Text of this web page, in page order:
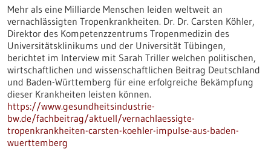
Mehr als eine Milliarde Menschen leiden weltweit an
vernachlässigten Tropenkrankheiten. Dr. Dr. Carsten Köhler,
Direktor des Kompetenzzentrums Tropenmedizin des
Universitätsklinikums und der Universität Tübingen,
berichtet im Interview mit Sarah Triller welchen politischen,
wirtschaftlichen und wissenschaftlichen Beitrag Deutschland
und Baden-Württemberg für eine erfolgreiche Bekämpfung
dieser Krankheiten leisten können.
https://www.gesundheitsindustrie-
bw.de/fachbeitrag/aktuell/vernachlaessigte-
tropenkrankheiten-carsten-koehler-impulse-aus-baden-
wuerttemberg